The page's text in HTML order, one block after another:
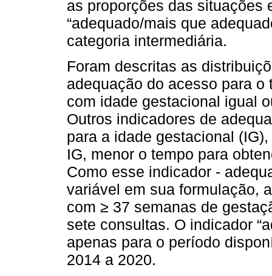
as proporções das situações
“adequado/mais que
categoria intermediária.
Foram descritas as
adequação do acesso para
com idade gestacional igual
Outros indicadores de
para a idade gestacional
IG, menor o tempo para
Como esse indicador -
variável em sua formulação,
com ≥ 37 semanas de
sete consultas. O indicador
apenas para o período
2014 a 2020.